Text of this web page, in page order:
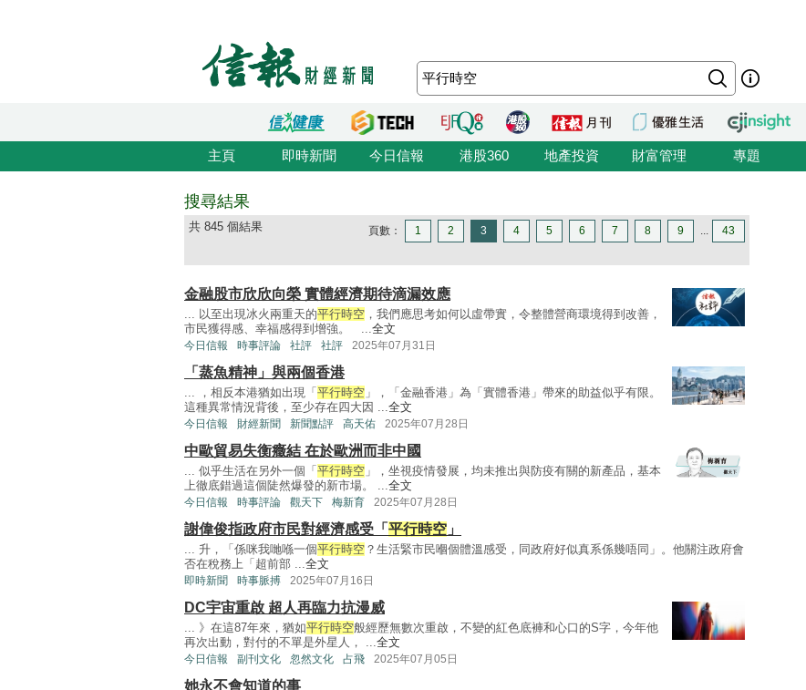
主頁 即時新聞 今日信報 港股360 地產投資 財富管理 專題
搜尋結果
共 845 個結果 頁數： 1 2 3 4 5 6 7 8 9 ... 43
金融股市欣欣向榮 實體經濟期待滴漏效應
... 以至出現冰火兩重天的平行時空 ，我們應思考如何以虛帶實，令整體營商環境得到改善，
市民獲得感、幸福感得到增強。 ...全文
今日信報 時事評論 社評 社評 2025年07月31日
「蒸魚精神」與兩個香港
... ，相反本港猶如出現「 平行時空 」，「金融香港」為「實體香港」帶來的助益似乎有限。
這種異常情況背後，至少存在四大因 ...全文
今日信報 財經新聞 新聞點評 高天佑 2025年07月28日
中歐貿易失衡癥結 在於歐洲而非中國
... 似乎生活在另外一個「 平行時空 」，坐視疫情發展，均未推出與防疫有關的新產品，基本
上徹底錯過這個陡然爆發的新市場。 ...全文
今日信報 時事評論 觀天下 梅新育 2025年07月28日
謝偉俊指政府市民對經濟感受「 平行時空 」
... 升，「係咪我哋喺一個平行時空 ？生活緊市民嗰個體溫感受，同政府好似真系係幾唔同」。他關注政府會
否在稅務上「超前部 ...全文
即時新聞 時事脈搏 2025年07月16日
DC宇宙重啟 超人再臨力抗漫威
... 》在這87年來，猶如平行時空般經歷無數次重啟，不變的紅色底褲和心口的S字，今年他
再次出動，對付的不單是外星人， ...全文
今日信報 副刊文化 忽然文化 占飛 2025年07月05日
她永不會知道的事